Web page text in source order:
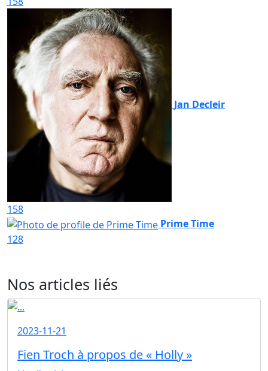
Jan Decleir
158
Prime Time
128
Nos articles liés
2023-11-21
Fien Troch à propos de « Holly »